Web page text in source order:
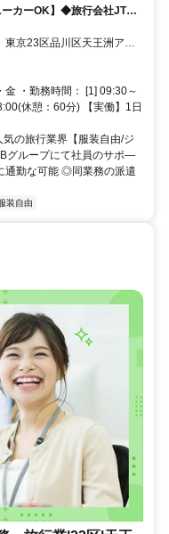
ーカーOK】◆旅行会社JTB
東京23区品川区天王洲アイ
・勤務時間： [1] 09:30～
休憩：60分) 【実働】1日
の旅行業界【服装自由/ジ
グループにて社員のサポ―
通勤な可能 ◎同業務の派遣
装自由